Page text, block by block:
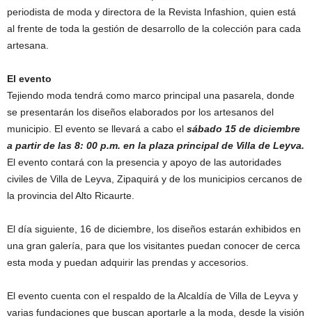
periodista de moda y directora de la Revista Infashion, quien está
al frente de toda la gestión de desarrollo de la colección para cada
artesana.
El evento
Tejiendo moda tendrá como marco principal una pasarela, donde
se presentarán los diseños elaborados por los artesanos del
municipio. El evento se llevará a cabo el sábado 15 de diciembre
a partir de las 8: 00 p.m. en la plaza principal de Villa de Leyva.
El evento contará con la presencia y apoyo de las autoridades
civiles de Villa de Leyva, Zipaquirá y de los municipios cercanos de
la provincia del Alto Ricaurte.
El día siguiente, 16 de diciembre, los diseños estarán exhibidos en
una gran galería, para que los visitantes puedan conocer de cerca
esta moda y puedan adquirir las prendas y accesorios.
El evento cuenta con el respaldo de la Alcaldía de Villa de Leyva y
varias fundaciones que buscan aportarle a la moda, desde la visión